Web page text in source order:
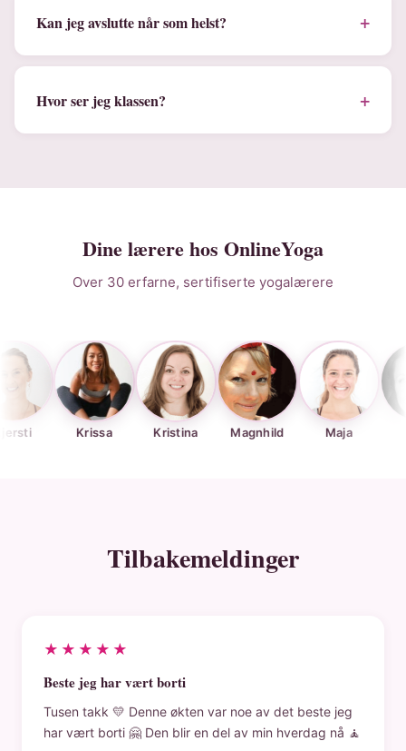
Kan jeg avslutte når som helst? +
Hvor ser jeg klassen? +
Dine lærere hos OnlineYoga
Over 30 erfarne, sertifiserte yogalærere
Krissa Kristina Magnhild Maja
Tilbakemeldinger
★★★★★
Beste jeg har vært borti
Tusen takk 💛 Denne økten var noe av det beste jeg
har vært borti 🤗 Den blir en del av min hverdag nå 🧘